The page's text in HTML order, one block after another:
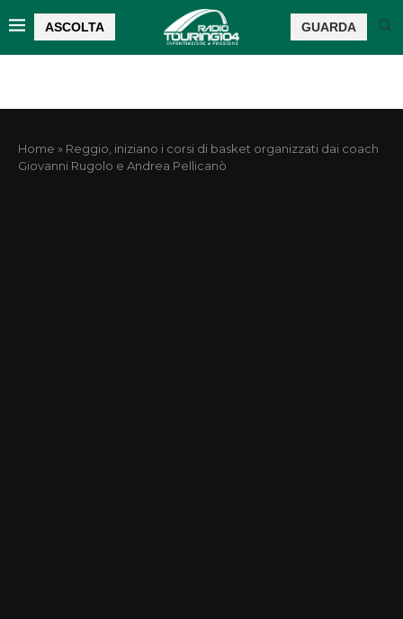
ASCOLTA GUARDA
Home » Reggio, iniziano i corsi di basket organizzati dai coach
Giovanni Rugolo e Andrea Pellicanò